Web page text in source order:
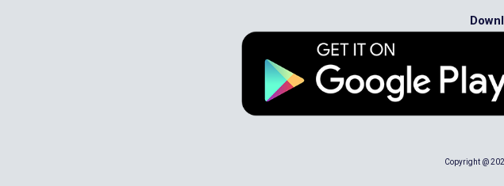
Copyright @